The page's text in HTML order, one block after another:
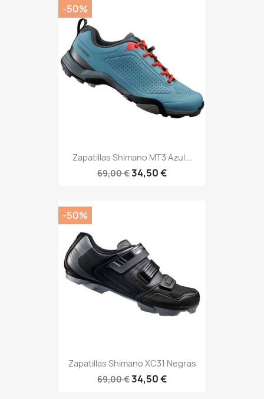
Zapatillas Shimano MT3 Azul...
69,00 €34,50 €
-50%
Zapatillas Shimano XC31 Negras
69,00 €34,50 €
-50%